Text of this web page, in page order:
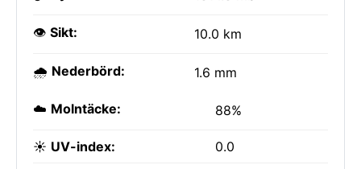
👁️ Sikt: 10.0 km
🌧️ Nederbörd: 1.6 mm
☁️ Molntäcke: 88%
☀️ UV-index: 0.0